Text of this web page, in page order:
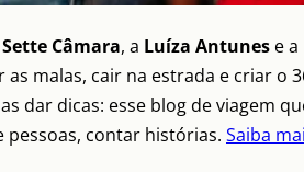
Câmara, a Luíza Antunes e a
as malas, cair na estrada e criar o
dar dicas: esse blog de viagem
pessoas, contar histórias. Saiba